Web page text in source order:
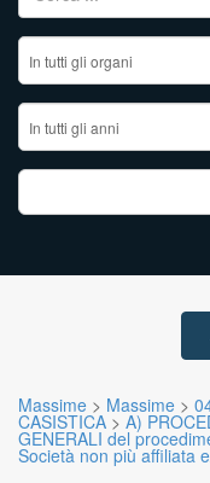
Massime > Massime >
CASISTICA > A)
GENERALI del
Società non più affiliata